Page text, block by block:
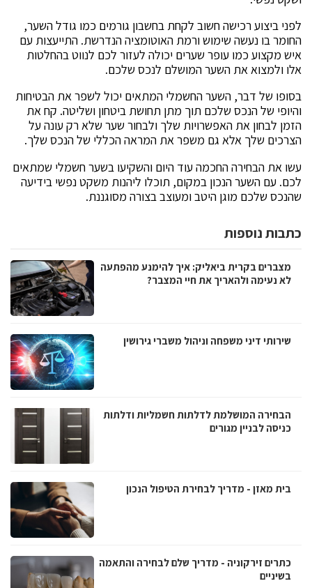
לפני ביצוע רכישה חשוב לקחת בחשבון גורמים כמו גודל השער,
החומר בו נעשה שימוש ורמת האוטומציה הנדרשת. התייעצות עם
איש מקצוע כמו עופר שערים יכולה לעזור לכם לנווט בהחלטות
אלו ולמצוא את השער המושלם לנכס שלכם.
בסופו של דבר, השער החשמלי המתאים יכול לשפר את הבטיחות
והיופי של הנכס שלכם תוך מתן תחושת ביטחון ושליטה. קח את
הזמן לבחון את האפשרויות שלך ולבחור שער שלא רק עונה על
הצרכים שלך אלא גם משפר את המראה הכללי של הנכס שלך.
עשו את הבחירה החכמה עוד היום והשקיעו בשער חשמלי שמתאים
לכם. עם השער הנכון במקום, תוכלו ליהנות משקט נפשי בידיעה
שהנכס שלכם מוגן היטב ומעוצב בצורה מסוגננת.
כתבות נוספות
מצברים בקרית ביאליק: איך להימנע מהפתעה
לא נעימה ולהאריך את חיי המצבר?
שירותי דיני משפחה וניהול משברי גירושין
הבחירה המושלמת לדלתות חשמליות ודלתות
כניסה לבניין מגורים
בית מאזן - מדריך לבחירת הטיפול הנכון
כתרים זירקוניה - מדריך שלם לבחירה והתאמה
בשיניים